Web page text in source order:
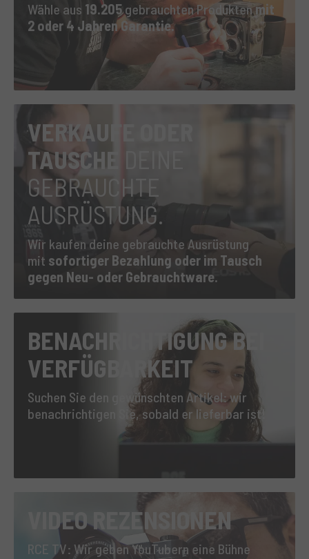
Wähle aus 19.205gebrauchten Produktenmit
2 oder 4 Jahren Garantie.
VERKAUFE ODER
TAUSCHE
GEBRAUCHTE
AUSRÜSTUNG.
Wir kaufen deine gebrauchte Ausrüstung
mit sofortiger Bezahlung oder im Tausch
gegen Neu- oder Gebrauchtware.
BENACHRICHTIGUNG BEI
VERFÜGBARKEIT
Suchen Sie den gewünschten Artikel: wir
benachrichtigen Sie, sobald er lieferbar ist!
VIDEO REZENSIONEN
RCE TV: Wir geben YouTubern eine Bühne